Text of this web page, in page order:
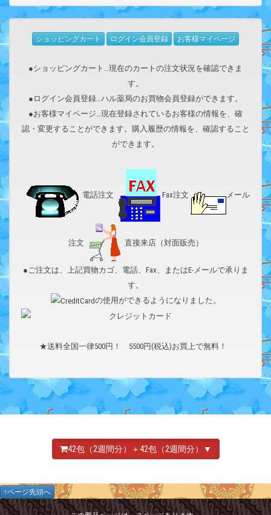
ショッピングカート ログイン会員登録 お客様マイページ
●ショッピングカート…現在のカートの注文状況を確認できま
す。
●ログイン会員登録…ハル薬局のお買物会員登録ができます。
●お客様マイページ…現在登録されているお客様の情報を、確
認・変更することができます。購入履歴の情報を、確認すること
ができます。
電話注文 Fax注文 メール
注文 直接来店（対面販売）
●ご注文は、上記買物カゴ、電話、Fax、またはE-メールで承りま
す。
の使用ができるようになりました。
★送料全国一律500円！ 5500円(税込)お買上で無料！
42包（2週間分）＋42包（2週間分）▼
↑ページ先頭へ